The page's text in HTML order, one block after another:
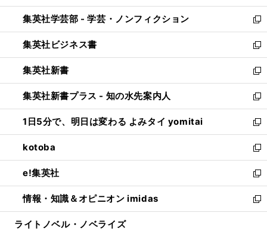
開
く
ウ
で
開
く
ン
ド
ウ
で
開
く
ウ
ィ
ン
ド
ウ
で
開
く
集英社学芸部 - 学芸・ノンフィクション
新
し
い
ウ
ィ
ン
ド
ウ
で
開
く
集英社ビジネス書
新
し
い
ウ
ィ
ン
ド
ウ
で
開
く
集英社新書
新
し
い
ウ
ィ
ン
ド
ウ
で
開
く
集英社新書プラス - 知の水先案内人
新
し
い
ウ
ィ
ン
ド
ウ
で
開
1日5分で、明日は変わる よみタイ yomitai
新
し
い
ウ
ィ
ン
ド
ウ
kotoba
新
し
い
ウ
ィ
ン
e!集英社
新
し
い
ウ
情報・知識＆オピニオン imidas
新
し
ライトノベル・ノベライズ